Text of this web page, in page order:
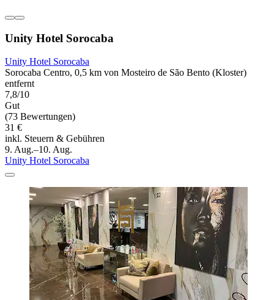
Unity Hotel Sorocaba
Unity Hotel Sorocaba
Sorocaba Centro, 0,5 km von Mosteiro de São Bento (Kloster)
entfernt
7,8/10
Gut
(73 Bewertungen)
31 €
inkl. Steuern & Gebühren
9. Aug.–10. Aug.
Unity Hotel Sorocaba